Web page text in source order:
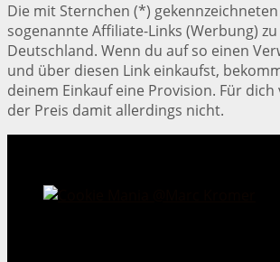
Die mit Sternchen (*)
sogenannte Affiliate-Links (Werbung)
Deutschland. Wenn du auf so einen
und über diesen Link einkaufst,
deinem Einkauf eine Provision. Für
der Preis damit allerdings nicht.